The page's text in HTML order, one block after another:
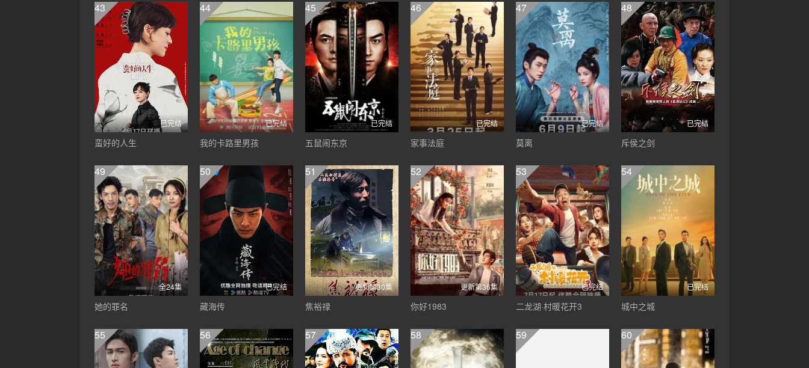
43
已完结
蛮好的人生
44
已完结
我的卡路里男孩
45
已完结
五鼠闹东京
46
已完结
家事法庭
47
已完结
莫离
48
已完结
斥侯之剑
49
全24集
她的罪名
50
已完结
藏海传
51
更新第30集
焦裕禄
52
更新第36集
你好1983
53
已完结
二龙湖·村暖花开3
54
已完结
城中之城
55 56 57 58 59 60